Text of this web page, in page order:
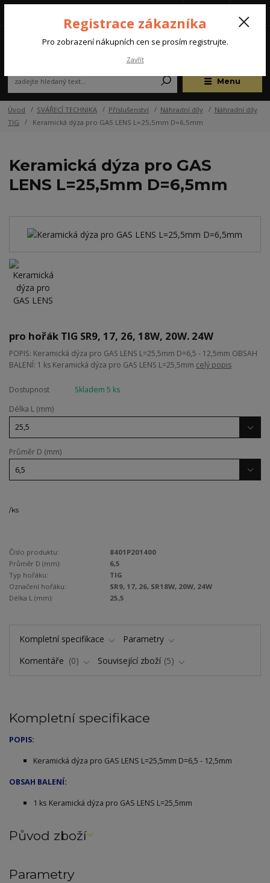
Menu
(Po-Pá, 07:00-15:30 hod.)
Úvod SVÁŘECÍ TECHNIKA Příslušenství Náhradní díly
Náhradní díly
TIG
Keramická dýza pro GAS LENS L=25,5mm D=6,5mm
Keramická dýza pro GAS
LENS L=25,5mm D=6,5mm
pro hořák TIG SR9, 17, 26, 18W, 20W. 24W
POPIS: Keramická dýza pro GAS LENS L=25,5mm D=6,5 - 12,5mm OBSAH
BALENÍ: 1 ks Keramická dýza pro GAS LENS L=25,5mm celý popis
Dostupnost
Skladem 5 ks
Délka L (mm)
Průměr D (mm)
/ks
Číslo produktu:
8401P201400
Průměr D (mm):
6,5
Typ hořáku:
TIG
Označení hořáku:
SR9, 17, 26, SR18W, 20W, 24W
Délka L (mm):
25,5
Kompletní specifikace
Parametry
Komentáře
0 Související zboží 5
Kompletní specifikace
POPIS:
Keramická dýza pro GAS LENS L=25,5mm D=6,5 - 12,5mm
OBSAH BALENÍ:
1 ks Keramická dýza pro GAS LENS L=25,5mm
Původ zboží
Parametry
Registrace zákazníka
Pro zobrazení nákupních cen se prosím registrujte.
Zavřít